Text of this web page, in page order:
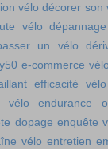
vélo décorer son
vélo
un vélo
e-commerce
efficacité vélo
vélo
endurance
dopage enquête
vélo entretien